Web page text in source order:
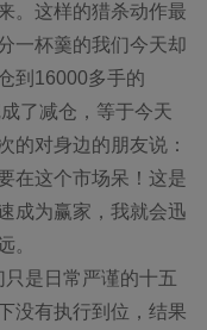
。这样的猎杀动作最
一杯羹的我们今天却
到16000多手的
了减仓，等于今天
的对身边的朋友说：
在这个市场呆！这是
成为赢家，我就会迅
。
是日常严谨的十五
没有执行到位，结果